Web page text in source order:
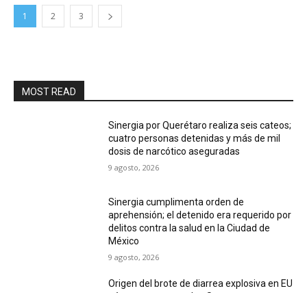
1 2 3
MOST READ
Sinergia por Querétaro realiza seis cateos;
cuatro personas detenidas y más de mil
dosis de narcótico aseguradas
9 agosto, 2026
Sinergia cumplimenta orden de
aprehensión; el detenido era requerido por
delitos contra la salud en la Ciudad de
México
9 agosto, 2026
Origen del brote de diarrea explosiva en EU